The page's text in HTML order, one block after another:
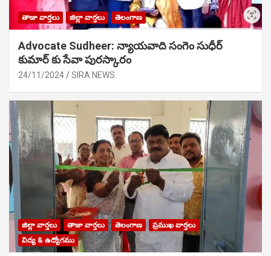
తాజా వార్తలు జిల్లా వార్తలు తెలంగాణ
Advocate Sudheer: న్యాయవాది సంగెం సుధీర్
కుమార్ కు సేవా పురస్కారం
24/11/2024 SIRA NEWS
జిల్లా వార్తలు తాజా వార్తలు తెలంగాణ
ప్రముఖ వార్తలు
విద్య & ఉద్యోగము